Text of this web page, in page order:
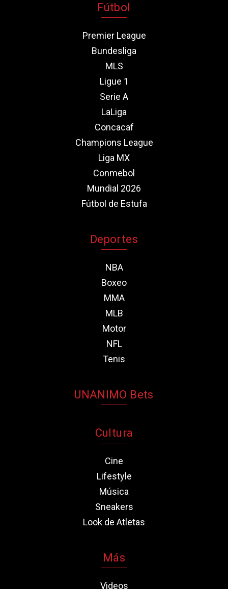
Fútbol
Premier League
Bundesliga
MLS
Ligue 1
Serie A
LaLiga
Concacaf
Champions League
Liga MX
Conmebol
Mundial 2026
Fútbol de Estufa
Deportes
NBA
Boxeo
MMA
MLB
Motor
NFL
Tenis
UNANIMO Bets
Cultura
Cine
Lifestyle
Música
Sneakers
Look de Atletas
Más
Videos